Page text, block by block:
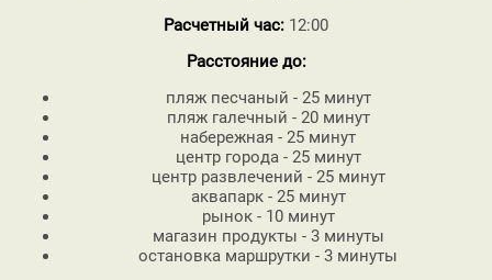
Расчетный час: 12:00
Расстояние до:
пляж песчаный - 25 минут
пляж галечный - 20 минут
набережная - 25 минут
центр города - 25 минут
центр развлечений - 25 минут
аквапарк - 25 минут
рынок - 10 минут
магазин продукты - 3 минуты
остановка маршрутки - 3 минуты